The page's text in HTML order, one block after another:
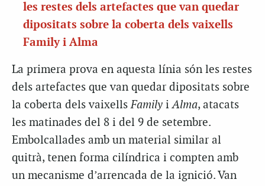
les restes dels artefactes que van quedar
dipositats sobre la coberta dels vaixells
Family i Alma
La primera prova en aquesta línia són les restes
dels artefactes que van quedar dipositats sobre
la coberta dels vaixellsFamily iAlma, atacats
les matinades del 8 i del 9 de setembre.
Embolcallades amb un material similar al
quitrà, tenen forma cilíndrica i compten amb
un mecanisme d’arrencada de la ignició. Van